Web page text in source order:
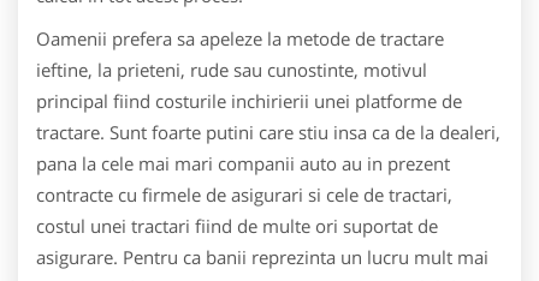
Oamenii prefera sa apeleze la metode de tractare
ieftine, la prieteni, rude sau cunostinte, motivul
principal fiind costurile inchirierii unei platforme de
tractare. Sunt foarte putini care stiu insa ca de la dealeri,
pana la cele mai mari companii auto au in prezent
contracte cu firmele de asigurari si cele de tractari,
costul unei tractari fiind de multe ori suportat de
asigurare. Pentru ca banii reprezinta un lucru mult mai